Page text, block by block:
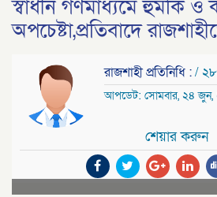
স্বাধীন গণমাধ্যমে হুমকি ও
অপচেষ্টা,প্রতিবাদে
রাজশাহী প্রতিনিধি :/
আপডেট: সোমবার, ২৪ জুন,
শেয়ার করুন